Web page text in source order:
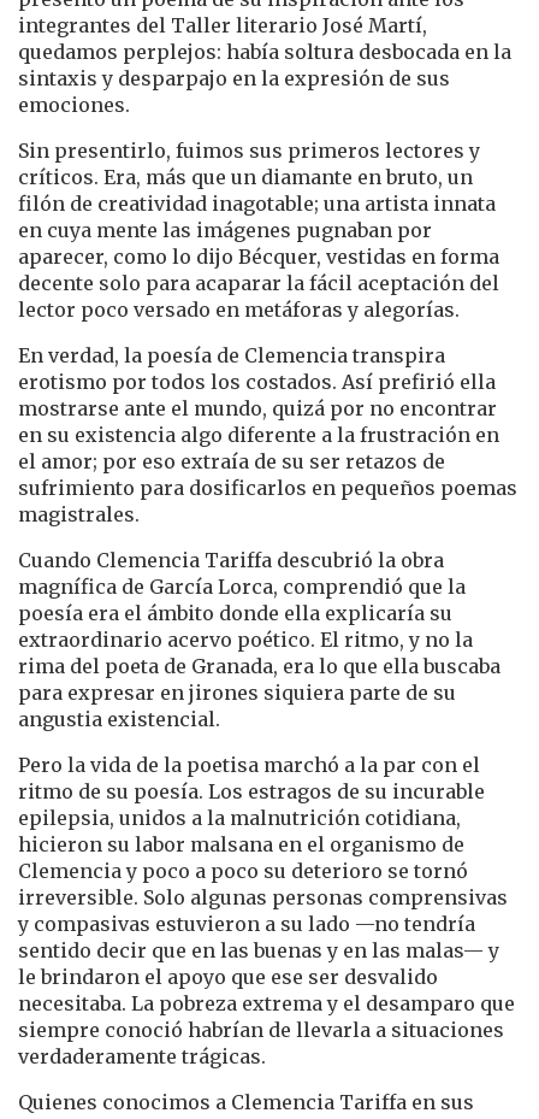
integrantes del Taller literario José Martí,
quedamos perplejos: había soltura desbocada en la
sintaxis y desparpajo en la expresión de sus
emociones.
Sin presentirlo, fuimos sus primeros lectores y
críticos. Era, más que un diamante en bruto, un
filón de creatividad inagotable; una artista innata
en cuya mente las imágenes pugnaban por
aparecer, como lo dijo Bécquer, vestidas en forma
decente solo para acaparar la fácil aceptación del
lector poco versado en metáforas y alegorías.
En verdad, la poesía de Clemencia transpira
erotismo por todos los costados. Así prefirió ella
mostrarse ante el mundo, quizá por no encontrar
en su existencia algo diferente a la frustración en
el amor; por eso extraía de su ser retazos de
sufrimiento para dosificarlos en pequeños poemas
magistrales.
Cuando Clemencia Tariffa descubrió la obra
magnífica de García Lorca, comprendió que la
poesía era el ámbito donde ella explicaría su
extraordinario acervo poético. El ritmo, y no la
rima del poeta de Granada, era lo que ella buscaba
para expresar en jirones siquiera parte de su
angustia existencial.
Pero la vida de la poetisa marchó a la par con el
ritmo de su poesía. Los estragos de su incurable
epilepsia, unidos a la malnutrición cotidiana,
hicieron su labor malsana en el organismo de
Clemencia y poco a poco su deterioro se tornó
irreversible. Solo algunas personas comprensivas
y compasivas estuvieron a su lado —no tendría
sentido decir que en las buenas y en las malas— y
le brindaron el apoyo que ese ser desvalido
necesitaba. La pobreza extrema y el desamparo que
siempre conoció habrían de llevarla a situaciones
verdaderamente trágicas.
Quienes conocimos a Clemencia Tariffa en sus